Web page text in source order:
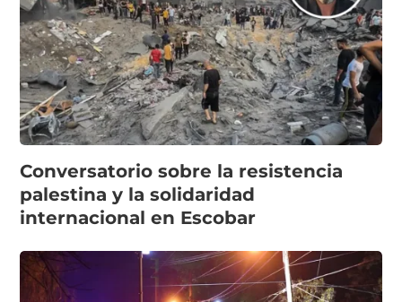
Conversatorio sobre la resistencia
palestina y la solidaridad
internacional en Escobar